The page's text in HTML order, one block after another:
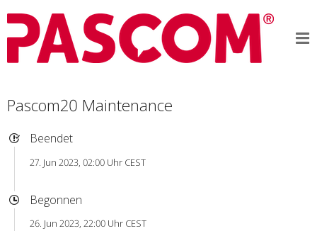
Pascom20 Maintenance
Beendet
27. Jun 2023, 02:00 Uhr CEST
Begonnen
26. Jun 2023, 22:00 Uhr CEST